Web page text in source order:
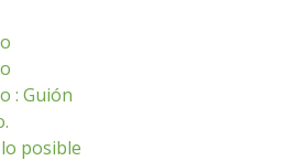
: Guión
posible